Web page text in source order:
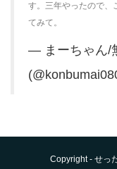
す。三年やったので、
てみて。
— まーちゃん/
Copyright - せっ